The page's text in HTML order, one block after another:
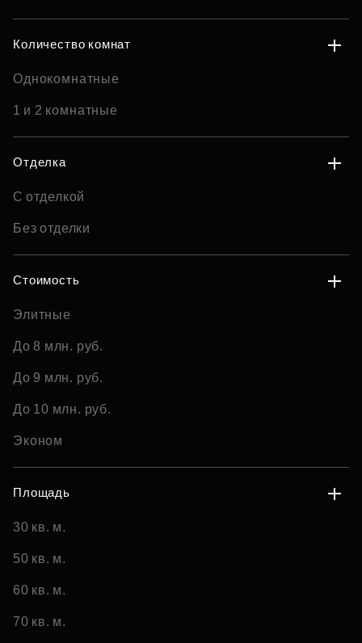
Количество комнат
Однокомнатные
1 и 2 комнатные
Отделка
С отделкой
Без отделки
Стоимость
Элитные
До 8 млн. руб.
До 9 млн. руб.
До 10 млн. руб.
Эконом
Площадь
30 кв. м.
50 кв. м.
60 кв. м.
70 кв. м.